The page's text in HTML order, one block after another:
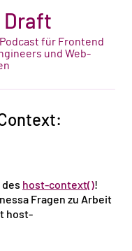
Draft
für Frontend
und Web-
host-context()!
Fragen zu Arbeit
host-